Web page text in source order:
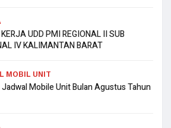
UDD PMI REGIONAL II SUB
IV KALIMANTAN BARAT
MOBIL UNIT
Mobile Unit Bulan Agustus Tahun